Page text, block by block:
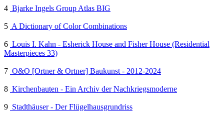
4 Bjarke Ingels Group Atlas BIG
5 A Dictionary of Color Combinations
6 Louis I. Kahn - Esherick House and Fisher House (Residential
Masterpieces 33)
7 O&O [Ortner & Ortner] Baukunst - 2012-2024
8 Kirchenbauten - Ein Archiv der Nachkriegsmoderne
9 Stadthäuser - Der Flügelhausgrundriss